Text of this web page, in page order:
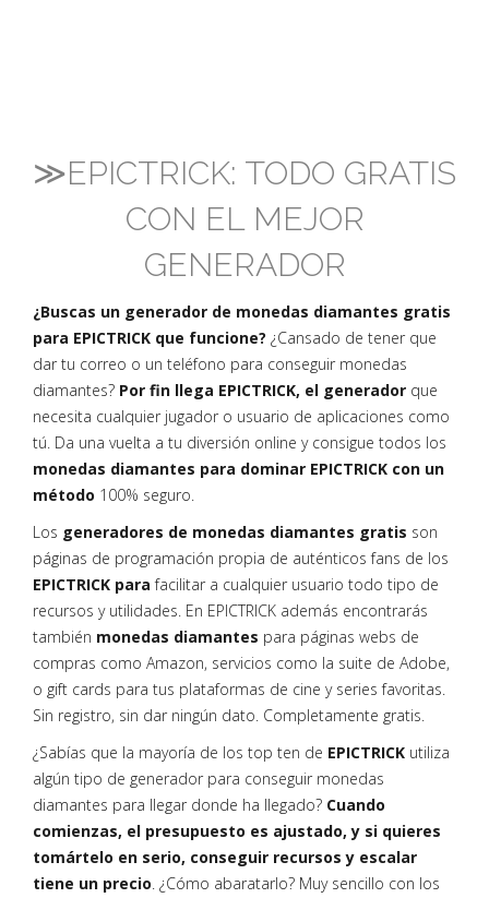
≫EPICTRICK: TODO GRATIS
CON EL MEJOR
GENERADOR
¿Buscas un generador de monedas diamantes gratis
para EPICTRICK que funcione? ¿Cansado de tener que
dar tu correo o un teléfono para conseguir monedas
diamantes? Por fin llega EPICTRICK, el generador que
necesita cualquier jugador o usuario de aplicaciones como
tú. Da una vuelta a tu diversión online y consigue todos los
monedas diamantes para dominar EPICTRICK con un
método 100% seguro.
Los generadores de monedas diamantes gratis son
páginas de programación propia de auténticos fans de los
EPICTRICK para facilitar a cualquier usuario todo tipo de
recursos y utilidades. En EPICTRICK además encontrarás
también monedas diamantes para páginas webs de
compras como Amazon, servicios como la suite de Adobe,
o gift cards para tus plataformas de cine y series favoritas.
Sin registro, sin dar ningún dato. Completamente gratis.
¿Sabías que la mayoría de los top ten de EPICTRICK utiliza
algún tipo de generador para conseguir monedas
diamantes para llegar donde ha llegado? Cuando
comienzas, el presupuesto es ajustado, y si quieres
tomártelo en serio, conseguir recursos y escalar
tiene un precio. ¿Cómo abaratarlo? Muy sencillo con los